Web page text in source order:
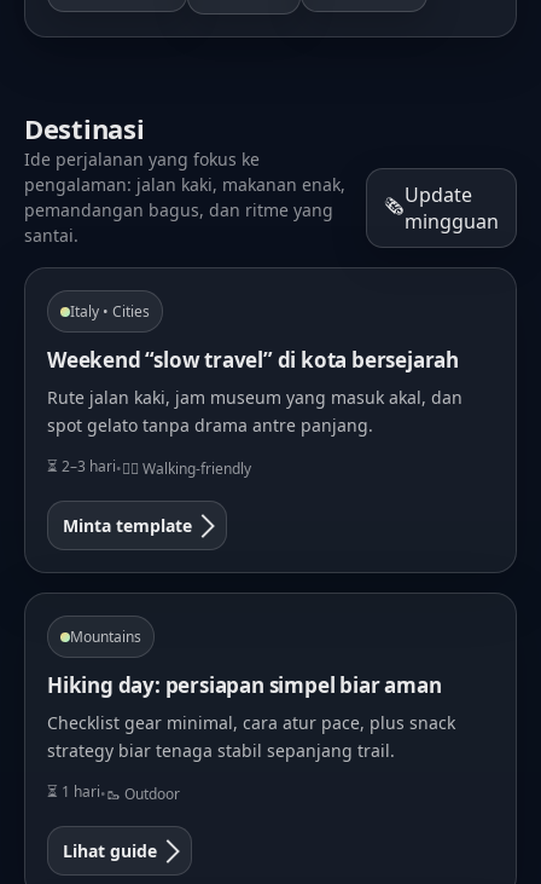
Destinasi
Ide perjalanan yang fokus ke
pengalaman: jalan kaki, makanan enak,
pemandangan bagus, dan ritme yang
santai.
🗞️Update
mingguan
Italy • Cities
Weekend “slow travel” di kota bersejarah
Rute jalan kaki, jam museum yang masuk akal, dan
spot gelato tanpa drama antre panjang.
⏳ 2–3 hari•🚶‍♀️ Walking-friendly
Minta template
Mountains
Hiking day: persiapan simpel biar aman
Checklist gear minimal, cara atur pace, plus snack
strategy biar tenaga stabil sepanjang trail.
⏳ 1 hari•🥾 Outdoor
Lihat guide